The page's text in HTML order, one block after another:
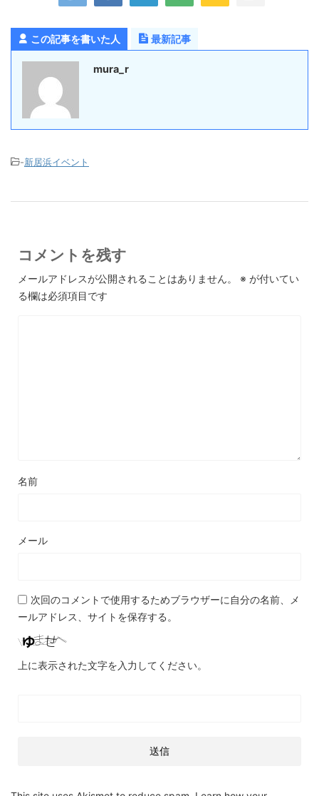
この記事を書いた人 最新記事
mura_r
-新居浜イベント
コメントを残す
メールアドレスが公開されることはありません。 ※ が付いてい
る欄は必須項目です
名前
メール
次回のコメントで使用するためブラウザーに自分の名前、メ
ールアドレス、サイトを保存する。
上に表示された文字を入力してください。